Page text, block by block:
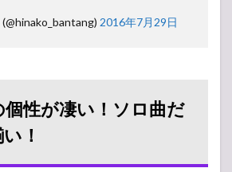
2016年7月29日
個性が凄い！ソロ曲だ
！